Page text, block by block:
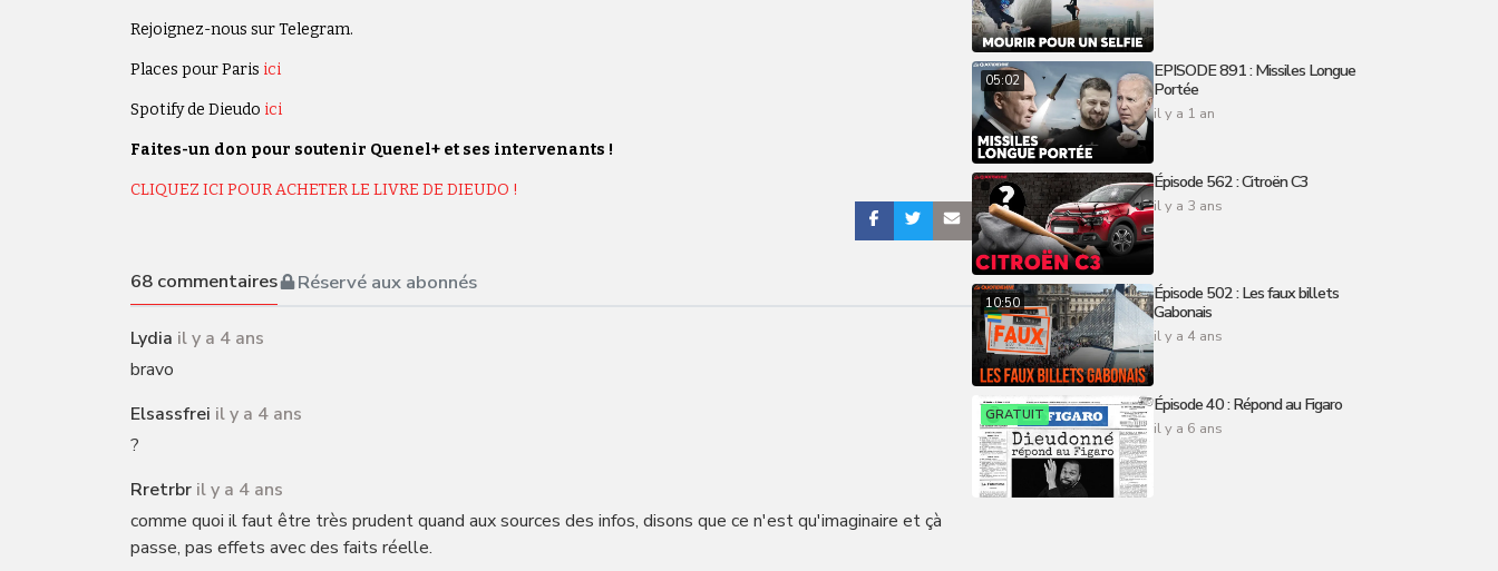
Rejoignez-nous sur Telegram.
Places pour Paris ici
Spotify de Dieudo ici
Faites-un don pour soutenir Quenel+ et ses intervenants !
CLIQUEZ ICI POUR ACHETER LE LIVRE DE DIEUDO !
68 commentaires Réservé aux abonnés
Lydia il y a 4 ans
bravo
Elsassfrei il y a 4 ans
?
Rretrbr il y a 4 ans
comme quoi il faut être très prudent quand aux sources des infos, disons que ce n'est qu'imaginaire et çà
passe, pas effets avec des faits réelle.
05:02
EPISODE 891 : Missiles Longue
Portée
il y a 1 an
Épisode 562 : Citroën C3
il y a 3 ans
10:50
Épisode 502 : Les faux billets
Gabonais
il y a 4 ans
GRATUIT Épisode 40 : Répond au Figaro
il y a 6 ans